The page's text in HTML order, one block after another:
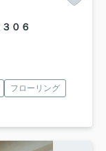
３０６
フローリング